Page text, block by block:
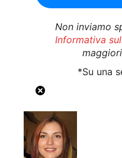
Non inviamo
Informativa
*Su una